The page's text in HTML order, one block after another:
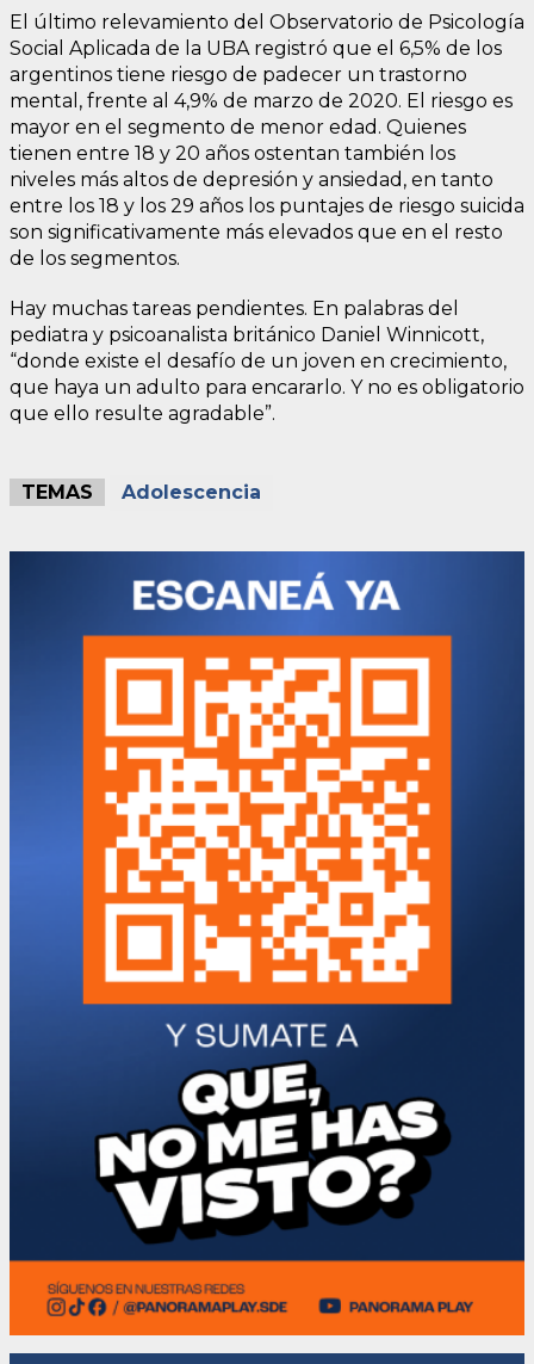
El último relevamiento del Observatorio de Psicología
Social Aplicada de la UBA registró que el 6,5% de los
argentinos tiene riesgo de padecer un trastorno
mental, frente al 4,9% de marzo de 2020. El riesgo es
mayor en el segmento de menor edad. Quienes
tienen entre 18 y 20 años ostentan también los
niveles más altos de depresión y ansiedad, en tanto
entre los 18 y los 29 años los puntajes de riesgo suicida
son significativamente más elevados que en el resto
de los segmentos.
Hay muchas tareas pendientes. En palabras del
pediatra y psicoanalista británico Daniel Winnicott,
“donde existe el desafío de un joven en crecimiento,
que haya un adulto para encararlo. Y no es obligatorio
que ello resulte agradable”.
TEMAS Adolescencia